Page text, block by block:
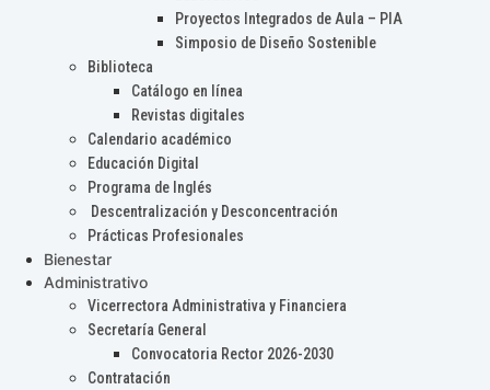
Proyectos Integrados de Aula – PIA
Simposio de Diseño Sostenible
Biblioteca
Catálogo en línea
Revistas digitales
Calendario académico
Educación Digital
Programa de Inglés
Descentralización y Desconcentración
Prácticas Profesionales
Bienestar
Administrativo
Vicerrectora Administrativa y Financiera
Secretaría General
Convocatoria Rector 2026-2030
Contratación